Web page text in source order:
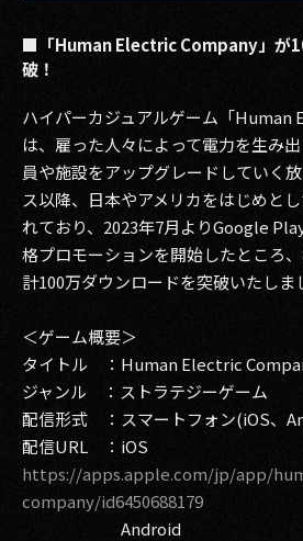
2022
2021
2020
2019
2018
2017
2015
2014
2013
■「Human Electric Company」が
破！
ハイパーカジュアルゲーム「Human
は、雇った人々によって電力を生み
員や施設をアップグレードしていく
ス以降、日本やアメリカをはじめと
れており、2023年7月よりGoogle
格プロモーションを開始したところ
計100万ダウンロードを突破いたしま
＜ゲーム概要＞
タイトル ：Human Electric
ジャンル ：ストラテジーゲーム
配信形式 ：スマートフォン(iOS、
配信URL ：iOS
https://apps.apple.com/jp/app/
company/id6450688179
Android